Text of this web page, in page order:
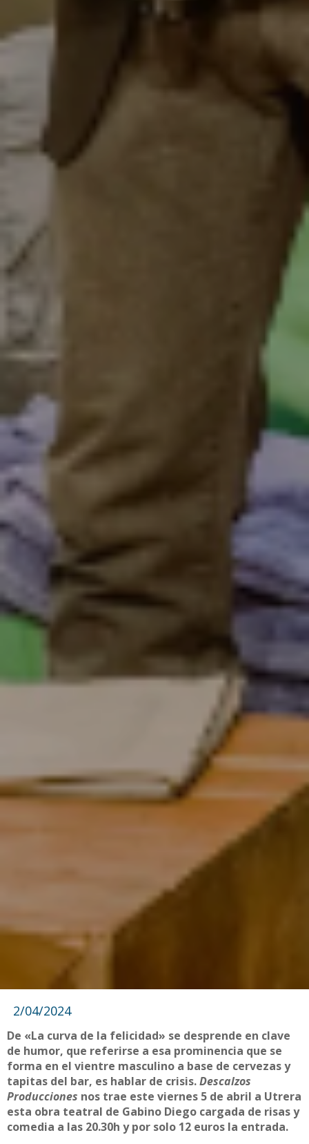
2/04/2024
De «La curva de la felicidad» se desprende en clave
de humor, que referirse a esa prominencia que se
forma en el vientre masculino a base de cervezas y
tapitas del bar, es hablar de crisis.Descalzos
Producciones nos trae este viernes 5 de abril a Utrera
esta obra teatral de Gabino Diego cargada de risas y
comedia a las 20.30h y por solo 12 euros la entrada.